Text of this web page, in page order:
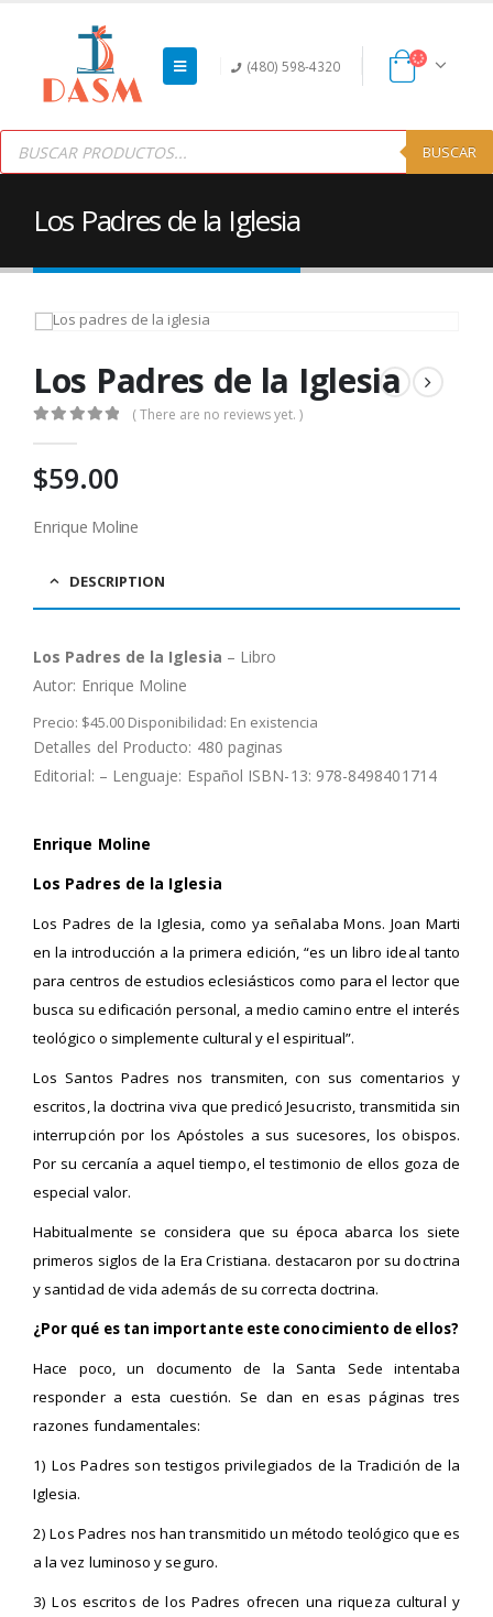
(480) 598-4320
Products
search BUSCAR
Los Padres de la Iglesia
Los Padres de la Iglesia
( There are no reviews yet. )
$59.00
Enrique Moline
DESCRIPTION
Los Padres de la Iglesia – Libro
Autor: Enrique Moline
Precio: $45.00 Disponibilidad: En existencia
Detalles del Producto: 480 paginas
Editorial: – Lenguaje: Español ISBN-13: 978-8498401714
Enrique Moline
Los Padres de la Iglesia
Los Padres de la Iglesia, como ya señalaba Mons. Joan Marti
en la introducción a la primera edición, “es un libro ideal tanto
para centros de estudios eclesiásticos como para el lector que
busca su edificación personal, a medio camino entre el interés
teológico o simplemente cultural y el espiritual”.
Los Santos Padres nos transmiten, con sus comentarios y
escritos, la doctrina viva que predicó Jesucristo, transmitida sin
interrupción por los Apóstoles a sus sucesores, los obispos.
Por su cercanía a aquel tiempo, el testimonio de ellos goza de
especial valor.
Habitualmente se considera que su época abarca los siete
primeros siglos de la Era Cristiana. destacaron por su doctrina
y santidad de vida además de su correcta doctrina.
¿Por qué es tan importante este conocimiento de ellos?
Hace poco, un documento de la Santa Sede intentaba
responder a esta cuestión. Se dan en esas páginas tres
razones fundamentales:
1) Los Padres son testigos privilegiados de la Tradición de la
Iglesia.
2) Los Padres nos han transmitido un método teológico que es
a la vez luminoso y seguro.
3) Los escritos de los Padres ofrecen una riqueza cultural y